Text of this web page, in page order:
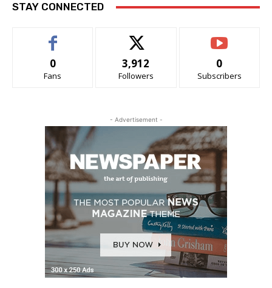
STAY CONNECTED
0
Fans
3,912
Followers
0
Subscribers
- Advertisement -